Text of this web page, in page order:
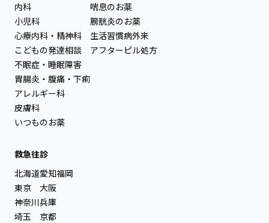
内科
小児科
心療内科・精神科
こどもの発達相談
不眠症・睡眠障害
胃腸炎・腹痛・下痢
アレルギー科
皮膚科
いつものお薬
喘息のお薬
膀胱炎のお薬
生活習慣病外来
アフターピル処方
救急往診
北海道
東京
神奈川
埼玉
愛知
大阪
兵庫
京都
福岡